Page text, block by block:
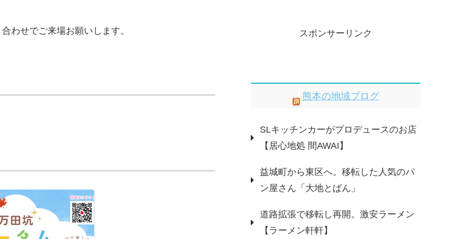
わせでご来場お願いします。 スポンサーリンク
熊本の地域ブログ
SLキッチンカーがプロデュースのお店
【居心地処 間AWAI】
益城町から東区へ。移転した人気のパ
ン屋さん「大地とぱん」
道路拡張で移転し再開。激安ラーメン
【ラーメン軒軒】